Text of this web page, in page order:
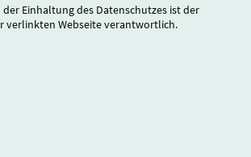
der Einhaltung des Datenschutzes ist der
verlinkten Webseite verantwortlich.